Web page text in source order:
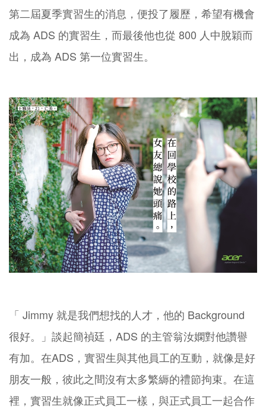
第二屆夏季實習生的消息，便投了履歷，希望有機會
成為 ADS 的實習生，而最後他也從 800 人中脫穎而
出，成為 ADS 第一位實習生。
「 Jimmy 就是我們想找的人才，他的 Background
很好。」談起簡禎廷，ADS 的主管翁汝嫻對他讚譽
有加。在ADS，實習生與其他員工的互動，就像是好
朋友一般，彼此之間沒有太多繁縟的禮節拘束。在這
裡，實習生就像正式員工一樣，與正式員工一起合作